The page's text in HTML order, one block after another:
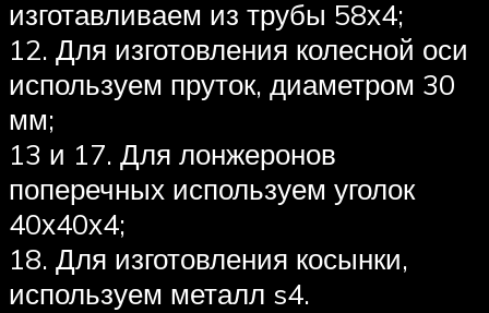
изготавливаем из трубы 58х4;
12. Для изготовления колесной оси
используем пруток, диаметром 30
мм;
13 и 17. Для лонжеронов
поперечных используем уголок
40х40х4;
18. Для изготовления косынки,
используем металл s4.